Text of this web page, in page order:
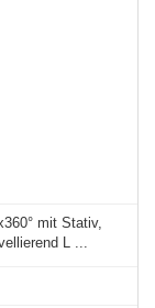
mit Stativ,
L ...